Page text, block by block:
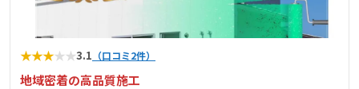
★★★★★3.1 （口コミ2件）
地域密着の高品質施工